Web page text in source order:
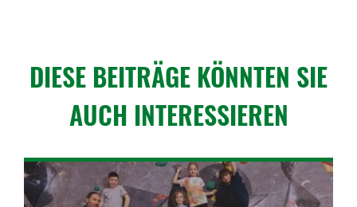
DIESE BEITRÄGE KÖNNTEN SIE
AUCH INTERESSIEREN